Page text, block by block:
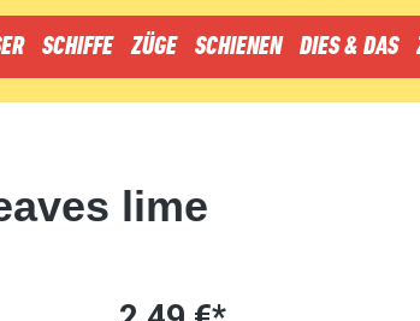
SCHIFFE ZÜGE SCHIENEN DIES & DAS
lime